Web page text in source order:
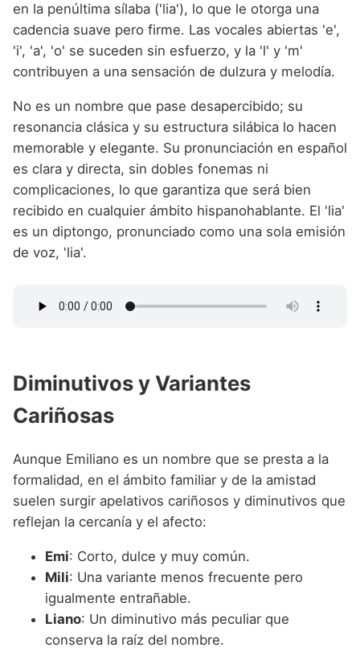
en la penúltima sílaba ('lia'), lo que le otorga una
cadencia suave pero firme. Las vocales abiertas 'e',
'i', 'a', 'o' se suceden sin esfuerzo, y la 'l' y 'm'
contribuyen a una sensación de dulzura y melodía.
No es un nombre que pase desapercibido; su
resonancia clásica y su estructura silábica lo hacen
memorable y elegante. Su pronunciación en español
es clara y directa, sin dobles fonemas ni
complicaciones, lo que garantiza que será bien
recibido en cualquier ámbito hispanohablante. El 'lia'
es un diptongo, pronunciado como una sola emisión
de voz, 'lia'.
Diminutivos y Variantes
Cariñosas
Aunque Emiliano es un nombre que se presta a la
formalidad, en el ámbito familiar y de la amistad
suelen surgir apelativos cariñosos y diminutivos que
reflejan la cercanía y el afecto:
Emi: Corto, dulce y muy común.
Mili: Una variante menos frecuente pero
igualmente entrañable.
Liano: Un diminutivo más peculiar que
conserva la raíz del nombre.